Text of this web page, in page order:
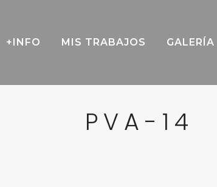
+INFO MIS TRABAJOS GALERÍA
PVA-14